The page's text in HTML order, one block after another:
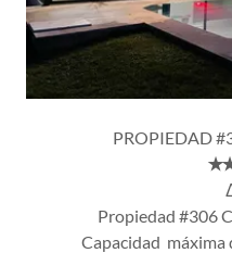
PROPIEDAD
Propiedad #306
Capacidad máxima